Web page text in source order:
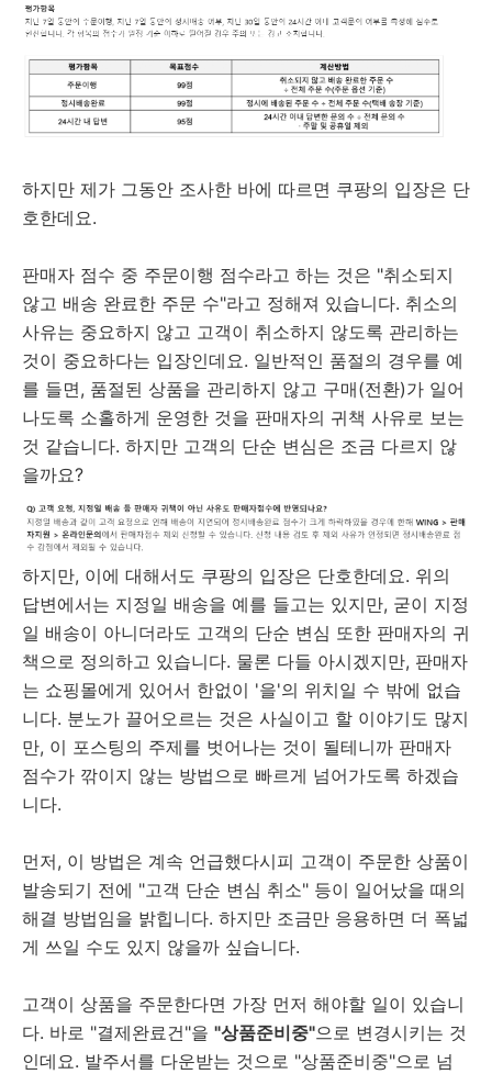
하지만 제가 그동안 조사한 바에 따르면 쿠팡의 입장은 단
호한데요.
판매자 점수 중 주문이행 점수라고 하는 것은 "취소되지
않고 배송 완료한 주문 수"라고 정해져 있습니다. 취소의
사유는 중요하지 않고 고객이 취소하지 않도록 관리하는
것이 중요하다는 입장인데요. 일반적인 품절의 경우를 예
를 들면, 품절된 상품을 관리하지 않고 구매(전환)가 일어
나도록 소홀하게 운영한 것을 판매자의 귀책 사유로 보는
것 같습니다. 하지만 고객의 단순 변심은 조금 다르지 않
을까요?
하지만, 이에 대해서도 쿠팡의 입장은 단호한데요. 위의
답변에서는 지정일 배송을 예를 들고는 있지만, 굳이 지정
일 배송이 아니더라도 고객의 단순 변심 또한 판매자의 귀
책으로 정의하고 있습니다. 물론 다들 아시겠지만, 판매자
는 쇼핑몰에게 있어서 한없이 '을'의 위치일 수 밖에 없습
니다. 분노가 끌어오르는 것은 사실이고 할 이야기도 많지
만, 이 포스팅의 주제를 벗어나는 것이 될테니까 판매자
점수가 깎이지 않는 방법으로 빠르게 넘어가도록 하겠습
니다.
먼저, 이 방법은 계속 언급했다시피 고객이 주문한 상품이
발송되기 전에 "고객 단순 변심 취소" 등이 일어났을 때의
해결 방법임을 밝힙니다. 하지만 조금만 응용하면 더 폭넓
게 쓰일 수도 있지 않을까 싶습니다.
고객이 상품을 주문한다면 가장 먼저 해야할 일이 있습니
다. 바로 "결제완료건"을 "상품준비중"으로 변경시키는 것
인데요. 발주서를 다운받는 것으로 "상품준비중"으로 넘